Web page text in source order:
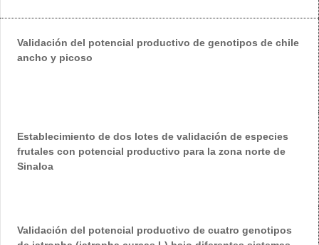
Validación del potencial productivo de genotipos de chile
ancho y picoso
Establecimiento de dos lotes de validación de especies
frutales con potencial productivo para la zona norte de
Sinaloa
Validación del potencial productivo de cuatro genotipos